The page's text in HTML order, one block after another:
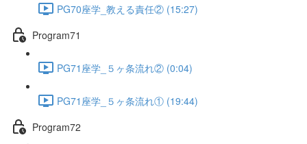
PG70座学_教える責任② (15:27)
Program71
PG71座学_５ヶ条流れ② (0:04)
PG71座学_５ヶ条流れ① (19:44)
Program72